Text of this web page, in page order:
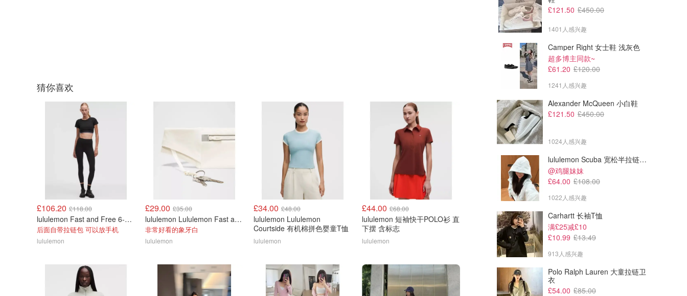
猜你喜欢
£106.20 £118.00
lululemon Fast and Free 6-Pocket 高腰紧身裤 25英寸
后面自带拉链包 可以放手机
lululemon
£29.00 £35.00
lululemon Lululemon Fast and Free 跑步腰包
非常好看的象牙白
lululemon
£34.00 £48.00
lululemon Lululemon
Courtside 有机棉拼色婴童T恤
lululemon
£44.00 £68.00
lululemon 短袖快干POLO衫 直
下摆 含标志
lululemon
£121.50 £450.00
1401人感兴趣
Camper Right 女士鞋 浅灰色
超多博主同款~
£61.20 £120.00
1241人感兴趣
Alexander McQueen 小白鞋
£121.50 £450.00
1024人感兴趣
lululemon Scuba 宽松半拉链卫衣
@鸡腿妹妹
£64.00 £108.00
1022人感兴趣
Carhartt 长袖T恤
满£25减£10
£10.99 £13.49
913人感兴趣
Polo Ralph Lauren 大童拉链卫
衣
£54.00 £85.00